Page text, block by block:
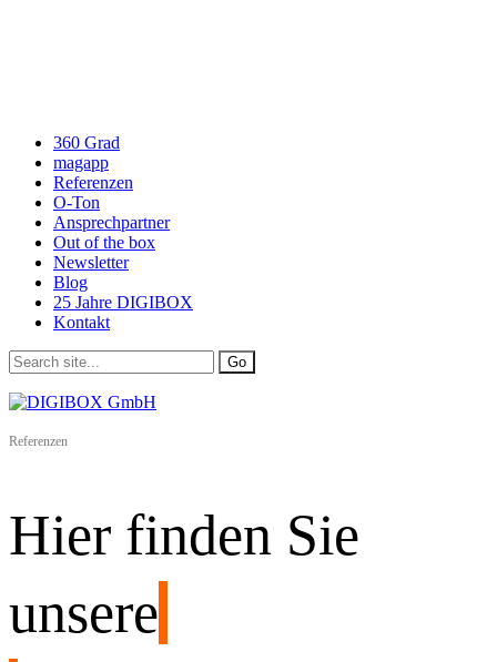
360 Grad
magapp
Referenzen
O-Ton
Ansprechpartner
Out of the box
Newsletter
Blog
25 Jahre DIGIBOX
Kontakt
Referenzen
Hier finden Sie
unsere